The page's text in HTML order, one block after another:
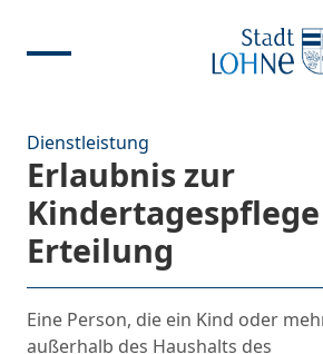
Dienstleistung
Erlaubnis zur
Kindertagespflege
Erteilung
Eine Person, die ein Kind oder
außerhalb des Haushalts des